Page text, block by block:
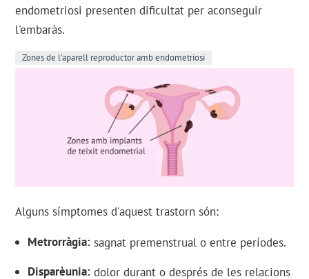
endometriosi presenten dificultat per aconseguir
l'embaràs.
Zones de l'aparell reproductor amb endometriosi
Alguns símptomes d'aquest trastorn són:
Metrorràgia sagnat premenstrual o entre períodes.
Disparèunia dolor durant o després de les relacions